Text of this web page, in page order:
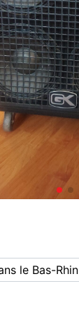
le Bas-Rhin